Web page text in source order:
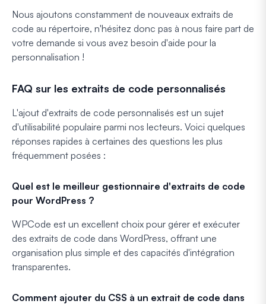
Nous ajoutons constamment de nouveaux extraits de
code au répertoire, n'hésitez donc pas à nous faire part de
votre demande si vous avez besoin d'aide pour la
personnalisation !
FAQ sur les extraits de code personnalisés
L'ajout d'extraits de code personnalisés est un sujet
d'utilisabilité populaire parmi nos lecteurs. Voici quelques
réponses rapides à certaines des questions les plus
fréquemment posées :
Quel est le meilleur gestionnaire d'extraits de code
pour WordPress ?
WPCode est un excellent choix pour gérer et exécuter
des extraits de code dans WordPress, offrant une
organisation plus simple et des capacités d'intégration
transparentes.
Comment ajouter du CSS à un extrait de code dans